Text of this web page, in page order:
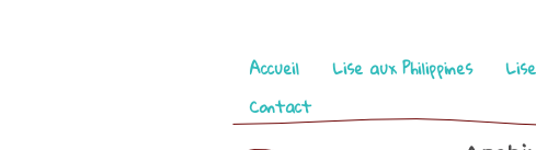
Pages
Accueil Lise aux Philippines
Contact